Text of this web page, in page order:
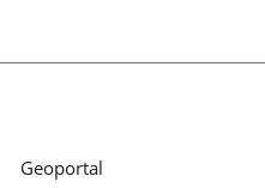
Geoportal